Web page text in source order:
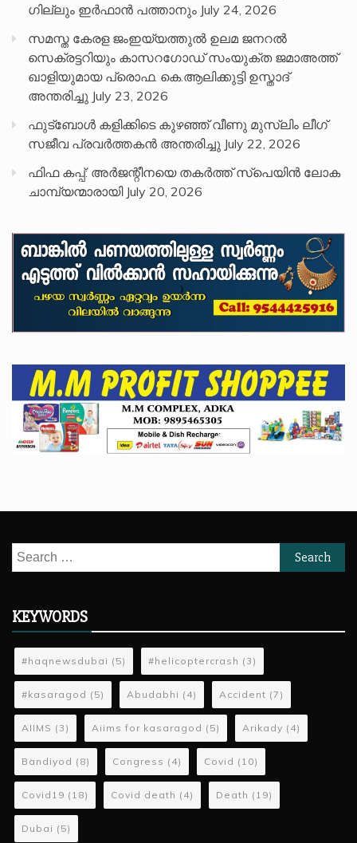
ഗില്ലും ഇർഫാൻ പത്താനും July 24, 2026
സമസ്ത കേരള ജംഇയ്യത്തുൽ ഉലമ ജനറൽ
സെക്രട്ടറിയും കാസറഗോഡ് സംയുക്ത ജമാഅത്ത്
ഖാളിയുമായ പ്രൊഫ. കെ.ആലിക്കുട്ടി ഉസ്താദ്
അന്തരിച്ചു July 23, 2026
ഫുട്ബോൾ കളിക്കിടെ കുഴഞ്ഞ് വീണു മുസ്ലിം ലീഗ്
സജീവ പ്രവർത്തകൻ അന്തരിച്ചു July 22, 2026
ഫിഫ കപ്പ്: അർജന്റീനയെ തകർത്ത് സ്പെയിൻ ലോക
ചാമ്പ്യന്മാരായി July 20, 2026
Search
for:
KEYWORDS
#haqnewsdubai (5) #helicoptercrash (3)
#kasaragod (5) Abudabhi (4) Accident (7)
AIIMS (3) Aiims for kasaragod (5) Arikady (4)
Bandiyod (8) Congress (4) Covid (10)
Covid19 (18) Covid death (4) Death (19)
Dubai (5)